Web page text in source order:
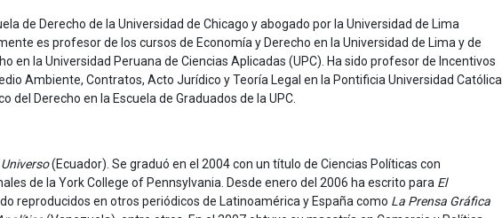
de Derecho de la Universidad de Chicago y abogado por la Universidad de Lima
es profesor de los cursos de Economía y Derecho en la Universidad de Lima y de
en la Universidad Peruana de Ciencias Aplicadas (UPC). Ha sido profesor de Incentivos
Ambiente, Contratos, Acto Jurídico y Teoría Legal en la Pontificia Universidad Católica
del Derecho en la Escuela de Graduados de la UPC.
Universo(Ecuador). Se graduó en el 2004 con un título de Ciencias Políticas con
de la York College of Pennsylvania. Desde enero del 2006 ha escrito para El
reproducidos en otros periódicos de Latinoamérica y España como La Prensa Gráfica